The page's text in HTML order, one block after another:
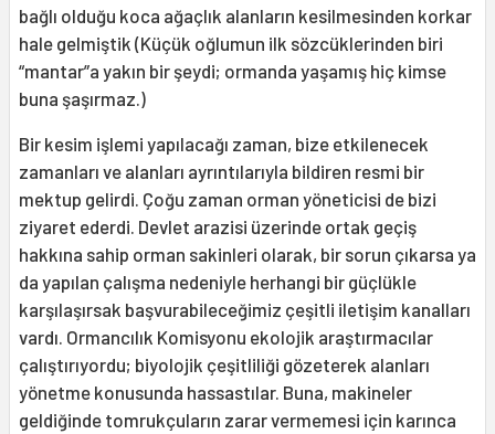
bağlı olduğu koca ağaçlık alanların kesilmesinden korkar
hale gelmiştik (Küçük oğlumun ilk sözcüklerinden biri
“mantar”a yakın bir şeydi; ormanda yaşamış hiç kimse
buna şaşırmaz.)
Bir kesim işlemi yapılacağı zaman, bize etkilenecek
zamanları ve alanları ayrıntılarıyla bildiren resmi bir
mektup gelirdi. Çoğu zaman orman yöneticisi de bizi
ziyaret ederdi. Devlet arazisi üzerinde ortak geçiş
hakkına sahip orman sakinleri olarak, bir sorun çıkarsa ya
da yapılan çalışma nedeniyle herhangi bir güçlükle
karşılaşırsak başvurabileceğimiz çeşitli iletişim kanalları
vardı. Ormancılık Komisyonu ekolojik araştırmacılar
çalıştırıyordu; biyolojik çeşitliliği gözeterek alanları
yönetme konusunda hassastılar. Buna, makineler
geldiğinde tomrukçuların zarar vermemesi için karınca